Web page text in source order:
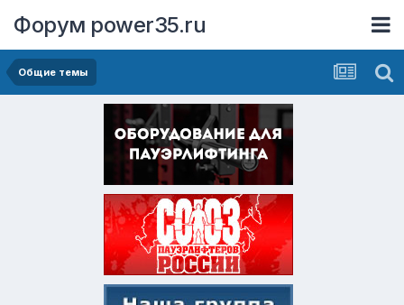
Форум power35.ru
Общие темы